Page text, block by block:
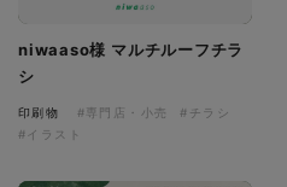
niwaaso様 マルチルーフチラ
シ
印刷物 #専門店・小売
#チラシ
#イラスト